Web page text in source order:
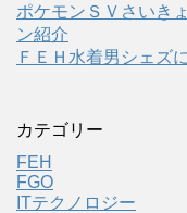
ポケモンＳＶさいき
ン紹介
ＦＥＨ水着男シェズ
カテゴリー
FEH
FGO
ITテクノロジー